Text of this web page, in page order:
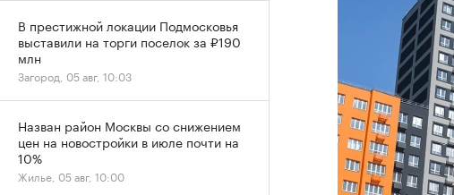
В престижной локации Подмосковья
выставили на торги поселок за ₽190
млн
Загород, 05 авг, 10:03
Назван район Москвы со снижением
цен на новостройки в июле почти на
10%
Жилье, 05 авг, 10:00